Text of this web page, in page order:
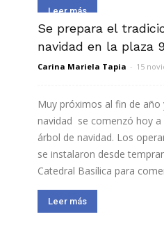
Leer más
Se prepara el
navidad en la plaza
Carina Mariela Tapia - 15
Muy próximos al fin de
navidad se comenzó hoy
árbol de navidad. Los
se instalaron desde
Catedral Basílica para
Leer más